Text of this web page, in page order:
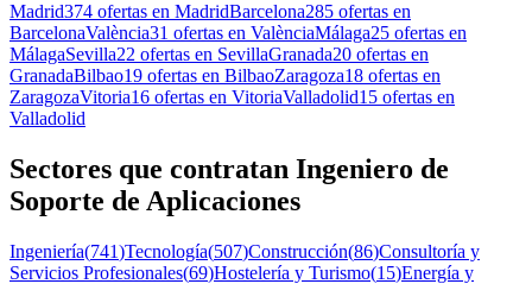
Madrid374 ofertas en MadridBarcelona285 ofertas en
BarcelonaValència31 ofertas en ValènciaMálaga25 ofertas en
MálagaSevilla22 ofertas en SevillaGranada20 ofertas en
GranadaBilbao19 ofertas en BilbaoZaragoza18 ofertas en
ZaragozaVitoria16 ofertas en VitoriaValladolid15 ofertas en
Valladolid
Sectores que contratan Ingeniero de
Soporte de Aplicaciones
Ingeniería(741)Tecnología(507)Construcción(86)Consultoría y
Servicios Profesionales(69)Hostelería y Turismo(15)Energía y